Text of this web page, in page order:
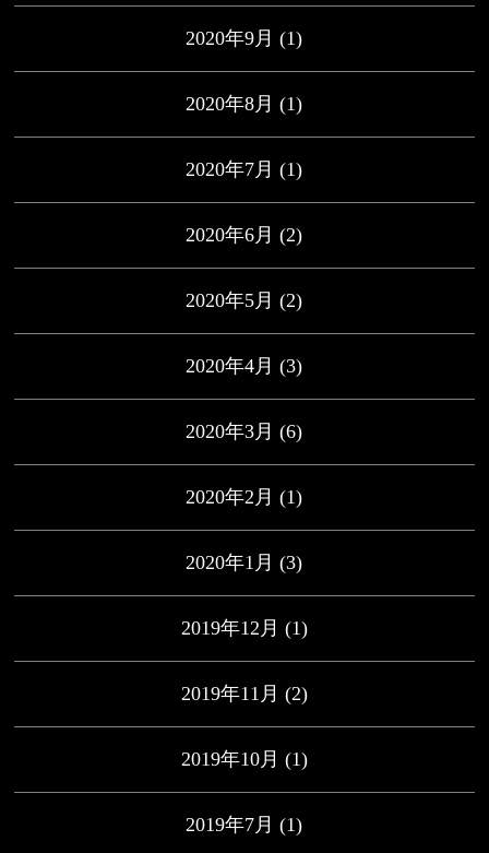
2020年9月 (1)
2020年8月 (1)
2020年7月 (1)
2020年6月 (2)
2020年5月 (2)
2020年4月 (3)
2020年3月 (6)
2020年2月 (1)
2020年1月 (3)
2019年12月 (1)
2019年11月 (2)
2019年10月 (1)
2019年7月 (1)